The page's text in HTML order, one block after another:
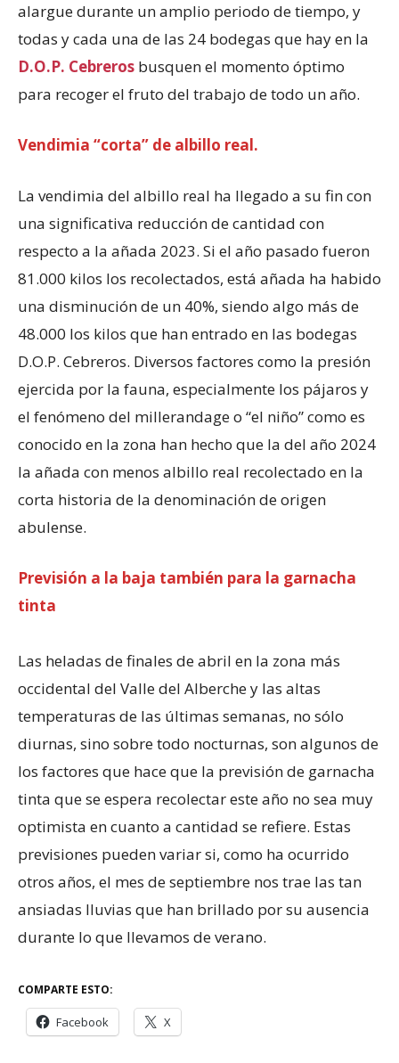
alargue durante un amplio periodo de tiempo, y
todas y cada una de las 24 bodegas que hay en la
D.O.P. Cebreros busquen el momento óptimo
para recoger el fruto del trabajo de todo un año.
Vendimia “corta” de albillo real.
La vendimia del albillo real ha llegado a su fin con
una significativa reducción de cantidad con
respecto a la añada 2023. Si el año pasado fueron
81.000 kilos los recolectados, está añada ha habido
una disminución de un 40%, siendo algo más de
48.000 los kilos que han entrado en las bodegas
D.O.P. Cebreros. Diversos factores como la presión
ejercida por la fauna, especialmente los pájaros y
el fenómeno del millerandage o “el niño” como es
conocido en la zona han hecho que la del año 2024
la añada con menos albillo real recolectado en la
corta historia de la denominación de origen
abulense.
Previsión a la baja también para la garnacha
tinta
Las heladas de finales de abril en la zona más
occidental del Valle del Alberche y las altas
temperaturas de las últimas semanas, no sólo
diurnas, sino sobre todo nocturnas, son algunos de
los factores que hace que la previsión de garnacha
tinta que se espera recolectar este año no sea muy
optimista en cuanto a cantidad se refiere. Estas
previsiones pueden variar si, como ha ocurrido
otros años, el mes de septiembre nos trae las tan
ansiadas lluvias que han brillado por su ausencia
durante lo que llevamos de verano.
COMPARTE ESTO:
Facebook X